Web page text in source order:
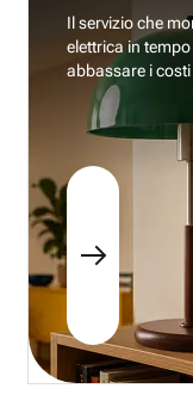
Il servizio che
elettrica in
abbassare i